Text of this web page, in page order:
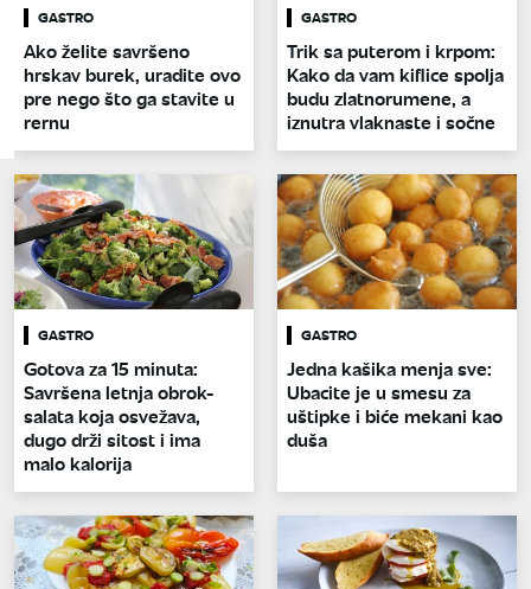
GASTRO
Ako želite savršeno
hrskav burek, uradite ovo
pre nego što ga stavite u
rernu
GASTRO
Trik sa puterom i krpom:
Kako da vam kiflice spolja
budu zlatnorumene, a
iznutra vlaknaste i sočne
GASTRO
Gotova za 15 minuta:
Savršena letnja obrok-
salata koja osvežava,
dugo drži sitost i ima
malo kalorija
GASTRO
Jedna kašika menja sve:
Ubacite je u smesu za
uštipke i biće mekani kao
duša